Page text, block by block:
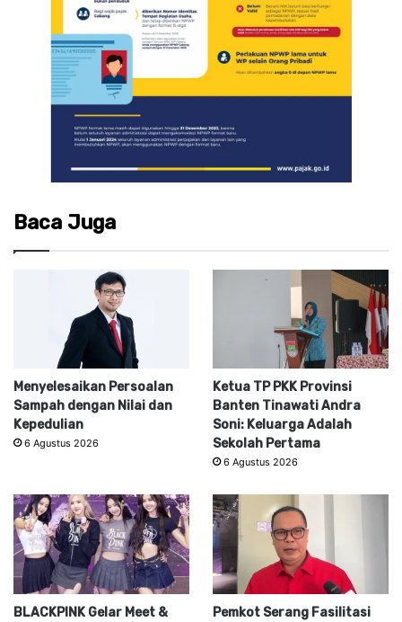
Baca Juga
Menyelesaikan Persoalan
Sampah dengan Nilai dan
Kepedulian
6 Agustus 2026
Ketua TP PKK Provinsi
Banten Tinawati Andra
Soni: Keluarga Adalah
Sekolah Pertama
6 Agustus 2026
BLACKPINK Gelar Meet &
Pemkot Serang Fasilitasi